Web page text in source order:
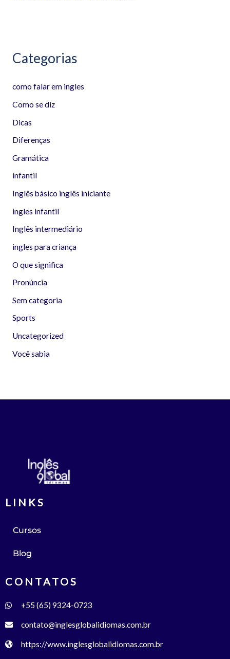
Categorias
como falar em ingles
Como se diz
Dicas
Diferenças
Gramática
infantil
Inglês básico inglês iniciante
ingles infantil
Inglês intermediário
ingles para criança
O que significa
Pronúncia
Sem categoria
Sports
Uncategorized
Você sabia
LINKS
Cursos
Blog
CONTATOS
+55 (65) 9324-0723
contato@inglesglobalidiomas.com.br
https://www.inglesglobalidiomas.com.br